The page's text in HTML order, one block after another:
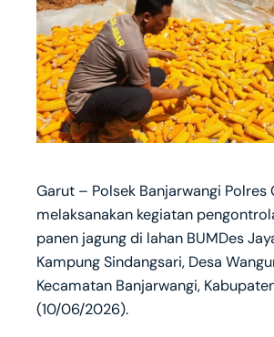
Garut – Polsek Banjarwangi Polres
melaksanakan kegiatan
panen jagung di lahan BUMDes
Kampung Sindangsari, Desa
Kecamatan Banjarwangi,
(10/06/2026).